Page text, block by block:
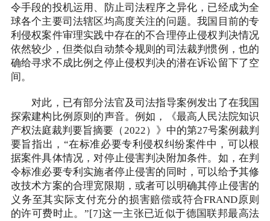
令手段的投机运用、防止司法程序之异化，已经成为全
球各个主要司法辖区均高度关注的问题。我国目前的专
利侵权案件审理实践中存在的不合理停止侵权判决情况
依然较少，但类似自动禁令规则的司法裁判惯例，也的
确给寻求不成比例之停止侵权判决的潜在诉讼留下了空
间。
对此，已有部分法官及司法指导案例发出了在我国
探索建构比例原则的声音。例如，《最高人民法院知识
产权法庭裁判要旨摘要（2022）》中的第27号案例裁判
要旨指出，“在标准必要专利侵权纠纷案件中，可以根
据案件具体情况，对停止侵害判决附加条件。如，在判
令标准必要专利实施者停止侵害的同时，可以给予其修
改技术方案的合理宽限期，或者可以明确其停止侵害的
义务至其实际支付充分的损害赔偿或符合FRAND原则
的许可费时止。”[7]这一主张已近似于德国联邦最高法